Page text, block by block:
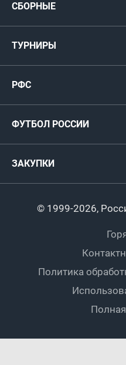
Карта болельщика
СБОРНЫЕ
Футзал
Титулы и трофеи
ТУРНИРЫ
Международные
Турниры клубов
РФС
Регионы
ФУТБОЛ РОССИИ
Пляжный
Футбольное двоеборье
ЗАКУПКИ
© 1999-2026,
Политика